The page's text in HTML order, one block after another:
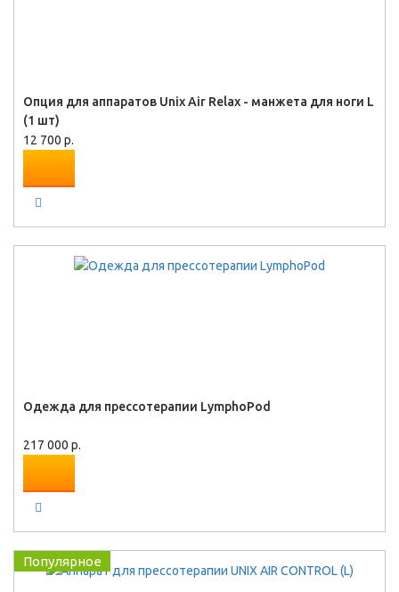
Опция для аппаратов Unix Air Relax - манжета для ноги L
(1 шт)
12 700 р.
Одежда для прессотерапии LymphoPod
217 000 р.
Популярное